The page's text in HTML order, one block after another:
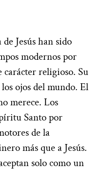
Jesús han sido
modernos por
carácter religioso. Su
ojos del mundo. El
merece. Los
Santo por
de la
más que a Jesús.
solo como un